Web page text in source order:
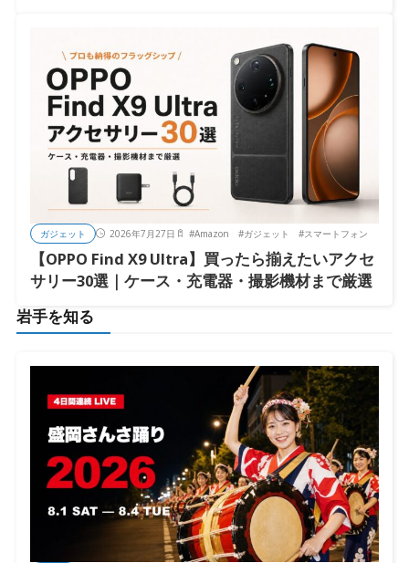
ガジェット 2026年7月27日 #Amazon #ガジェット #スマートフォン
【OPPO Find X9 Ultra】買ったら揃えたいアクセ
サリー30選｜ケース・充電器・撮影機材まで厳選
岩手を知る